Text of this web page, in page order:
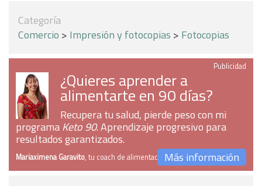
Categoría
Comercio > Impresión y fotocopias > Fotocopias
Publicidad
¿Quieres aprender a
alimentarte en 90 días?
Recupera tu salud, pierde peso con mi
programaKeto 90. Aprendizaje progresivo para
resultados garantizados.
Mariaximena Garavito, tu coach de alimentaciónMás información